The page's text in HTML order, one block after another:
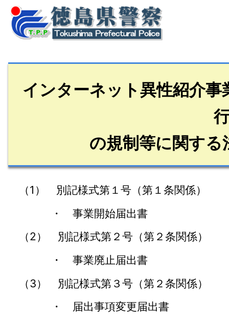
インターネット異性紹介
の規制等に関する
（1） 別記様式第１号（第１条関係）
・ 事業開始届出書
（2） 別記様式第２号（第２条関係）
・ 事業廃止届出書
（3） 別記様式第３号（第２条関係）
・ 届出事項変更届出書